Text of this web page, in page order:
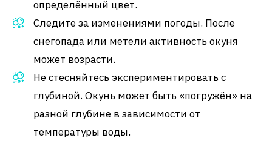
определённый цвет.
Следите за изменениями погоды. После
снегопада или метели активность окуня
может возрасти.
Не стесняйтесь экспериментировать с
глубиной. Окунь может быть «погружён» на
разной глубине в зависимости от
температуры воды.